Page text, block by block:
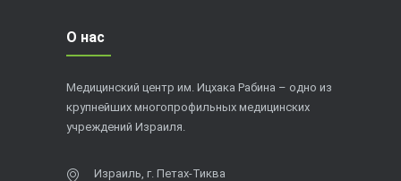
О нас
Медицинский центр им. Ицхака Рабина – одно из
крупнейших многопрофильных медицинских
учреждений Израиля.
Израиль, г. Петах-Тиква